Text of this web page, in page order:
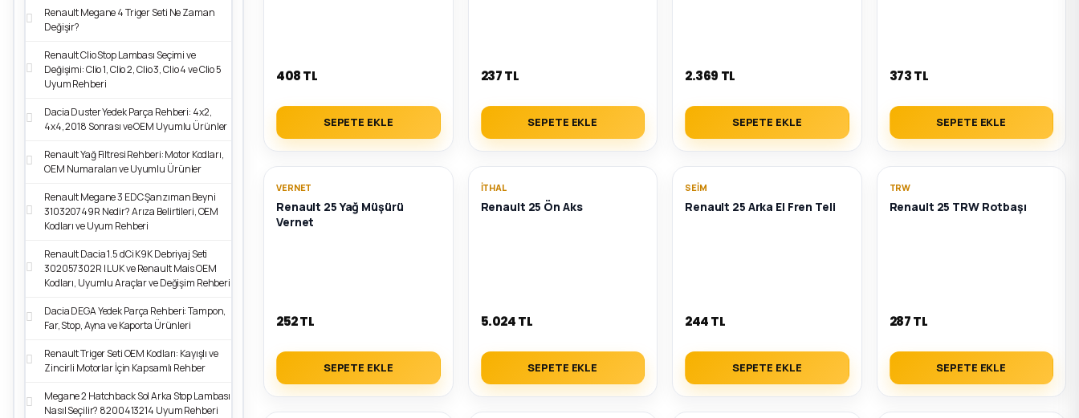
Renault Megane 4 Triger Seti Ne Zaman
Değişir?
Renault Clio Stop Lambası Seçimi ve
Değişimi: Clio 1, Clio 2, Clio 3, Clio 4 ve Clio 5
Uyum Rehberi
Dacia Duster Yedek Parça Rehberi: 4x2,
4x4, 2018 Sonrası ve OEM Uyumlu Ürünler
Renault Yağ Filtresi Rehberi: Motor Kodları,
OEM Numaraları ve Uyumlu Ürünler
Renault Megane 3 EDC Şanzıman Beyni
310320749R Nedir? Arıza Belirtileri, OEM
Kodları ve Uyum Rehberi
Renault Dacia 1.5 dCi K9K Debriyaj Seti
302057302R | LUK ve Renault Mais OEM
Kodları, Uyumlu Araçlar ve Değişim Rehberi
Dacia DEGA Yedek Parça Rehberi: Tampon,
Far, Stop, Ayna ve Kaporta Ürünleri
Renault Triger Seti OEM Kodları: Kayışlı ve
Zincirli Motorlar İçin Kapsamlı Rehber
Megane 2 Hatchback Sol Arka Stop Lambası
Nasıl Seçilir? 8200413214 Uyum Rehberi
408 TL
SEPETE EKLE
237 TL
SEPETE EKLE
2.369 TL
SEPETE EKLE
373 TL
SEPETE EKLE
VERNET
Renault 25 Yağ Müşürü
Vernet
252 TL
SEPETE EKLE
İTHAL
Renault 25 Ön Aks
5.024 TL
SEPETE EKLE
SEIM
Renault 25 Arka El Fren Teli
244 TL
SEPETE EKLE
TRW
Renault 25 TRW Rotbaşı
287 TL
SEPETE EKLE